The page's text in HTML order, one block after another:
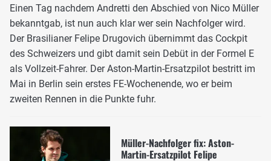
Einen Tag nachdem Andretti den Abschied von Nico Müller
bekanntgab, ist nun auch klar wer sein Nachfolger wird.
Der Brasilianer Felipe Drugovich übernimmt das Cockpit
des Schweizers und gibt damit sein Debüt in der Formel E
als Vollzeit-Fahrer. Der Aston-Martin-Ersatzpilot bestritt im
Mai in Berlin sein erstes FE-Wochenende, wo er beim
zweiten Rennen in die Punkte fuhr.
Müller-Nachfolger fix: Aston-
Martin-Ersatzpilot Felipe